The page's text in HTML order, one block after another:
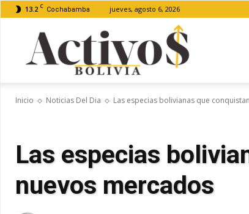
13.2 C Cochabamba jueves, agosto 6, 2026
Inicio Noticias Del Dia Las especias bolivianas que
Las especias
nuevos mercados